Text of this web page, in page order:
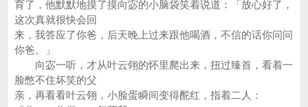
育了，他默默地摸了摸向宓的小脑袋笑着说道：「放心好了，
这次真就很快会回
来，我答应了你爸，后天晚上过来跟他喝酒，不信的话你问问
你爸。」
向宓一听，才从叶云翎的怀里爬出来，扭过臻首，看着一
脸憋不住坏笑的父
亲，再看看叶云翎，小脸蛋瞬间变得酡红，指着二人：